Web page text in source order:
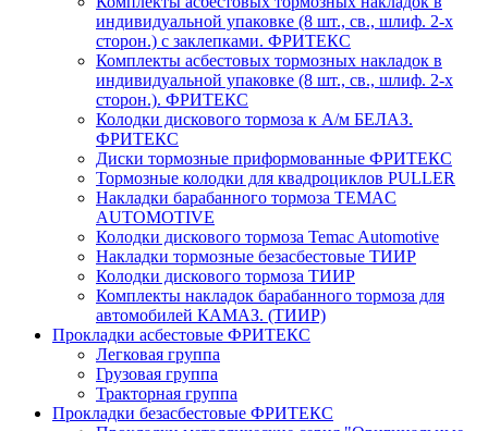
индивидуальной упаковке (8 шт., св., шлиф. 2-х
сторон.) c заклепками. ФРИТЕКС
Комплекты асбестовых тормозных накладок в
индивидуальной упаковке (8 шт., св., шлиф. 2-х
сторон.). ФРИТЕКС
Колодки дискового тормоза к А/м БЕЛАЗ.
ФРИТЕКС
Диски тормозные приформованные ФРИТЕКС
Тормозные колодки для квадроциклов PULLER
Накладки барабанного тормоза TEMAC
AUTOMOTIVE
Колодки дискового тормоза Temac Automotive
Накладки тормозные безасбестовые ТИИР
Колодки дискового тормоза ТИИР
Комплекты накладок барабанного тормоза для
автомобилей КАМАЗ. (ТИИР)
Прокладки асбестовые ФРИТЕКС
Легковая группа
Грузовая группа
Тракторная группа
Прокладки безасбестовые ФРИТЕКС